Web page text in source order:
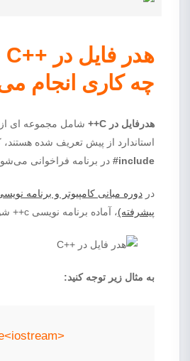
چه کاری انجام
هدرفایل در C++
شامل مجموعه ای از
استاندارد از پیش تعریف شده
include#
در برنامه فراخوانی
در دوره مبانی کامپیوتر و برنامه
پیشرفته)، آماده برنامه نویسی c++ شوید.
به مثال زیر توجه کنید: